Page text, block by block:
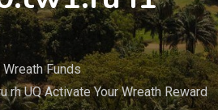
Wreath Funds
UQ Activate Your Wreath Reward